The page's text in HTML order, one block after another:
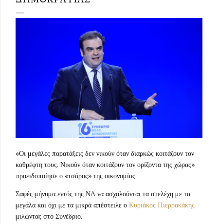
«Οι μεγάλες παρατάξεις δεν νικούν όταν διαρκώς κοιτάζουν τον
καθρέφτη τους. Νικούν όταν κοιτάζουν τον ορίζοντα της χώρας»
προειδοποίησε ο «τσάρος» της οικονομίας.
Σαφές μήνυμα εντός της ΝΔ να ασχολούνται τα στελέχη με τα
μεγάλα και όχι με τα μικρά απέστειλε ο Κυριάκος Πιερρακάκης
μιλώντας στο Συνέδριο.